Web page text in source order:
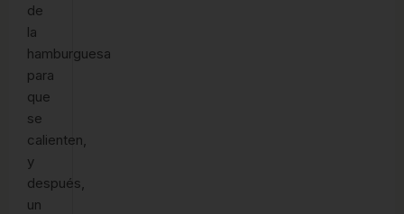
de
la
hamburguesa
para
que
se
calienten,
y
después,
un